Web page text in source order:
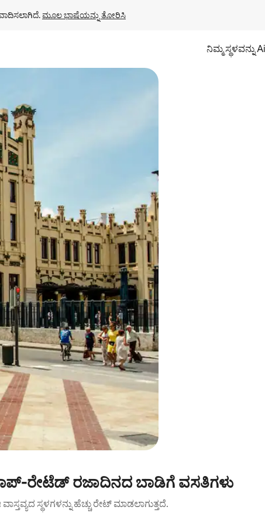
ಮೂಲ ಭಾಷೆಯನ್ನು ತೋರಿಸಿ
ನಿಮ್ಮ ಸ್ಥಳವನ್ನು
ಗೆಸ್ಚರ್‌ಗಳ ಮೂಲಕ ಅನ್ವೇಷಿಸಿ.
ರೇಟೆಡ್ ರಜಾದಿನದ ಬಾಡಿಗೆ ವಸತಿಗಳು
ವಾಸ್ತವ್ಯದ ಸ್ಥಳಗಳನ್ನು ಹೆಚ್ಚು ರೇಟ್ ಮಾಡಲಾಗುತ್ತದೆ.